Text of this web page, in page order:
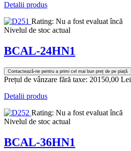
Detalii produs
Rating: Nu a fost evaluat încă
Nivelul de stoc actual
BCAL-24HN1
Contactează-ne pentru a primi cel mai bun preț de pe piață
Prețul de vânzare fără taxe: 20150,00 Lei
Detalii produs
Rating: Nu a fost evaluat încă
Nivelul de stoc actual
BCAL-36HN1